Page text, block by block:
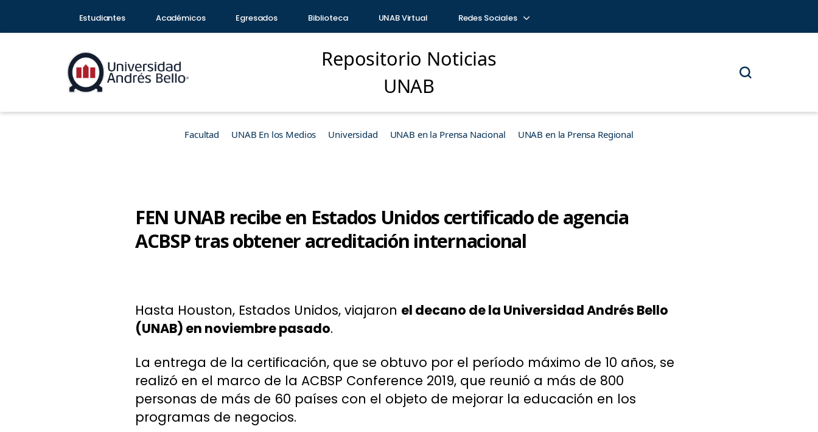
Estudiantes Académicos Egresados Biblioteca UNAB Virtual Redes Sociales
Repositorio Noticias
UNAB
Facultad UNAB En los Medios Universidad UNAB en la Prensa Nacional UNAB en la Prensa Regional
FEN UNAB recibe en Estados Unidos certificado de agencia
ACBSP tras obtener acreditación internacional
Hasta Houston, Estados Unidos, viajaron el decano de la Universidad Andrés Bello
(UNAB) en noviembre pasado.
La entrega de la certificación, que se obtuvo por el período máximo de 10 años, se
realizó en el marco de la ACBSP Conference 2019, que reunió a más de 800
personas de más de 60 países con el objeto de mejorar la educación en los
programas de negocios.